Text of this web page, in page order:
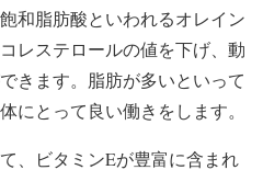
和脂肪酸といわれるオレイン
レステロールの値を下げ、動
きます。脂肪が多いといって
にとって良い働きをします。
、ビタミンEが豊富に含まれ